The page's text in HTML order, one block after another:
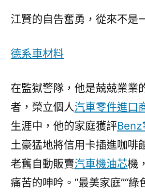
江賢的自告奮勇，從來不是
德系車材料
在監獄警隊，他是兢兢業業
者，榮立個人汽車零件進口
生涯中，他的家庭獲評Benz
土豪猛地將信用卡插進咖啡
老舊自動販賣汽車機油芯機
痛苦的呻吟。“最美家庭”“綠